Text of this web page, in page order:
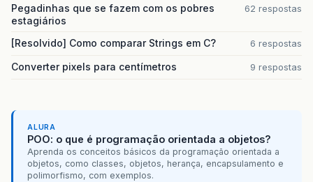
Pegadinhas que se fazem com os pobres
estagiários
62 respostas
[Resolvido] Como comparar Strings em C? 6 respostas
Converter pixels para centímetros 9 respostas
ALURA
POO: o que é programação orientada a objetos?
Aprenda os conceitos básicos da programação orientada a
objetos, como classes, objetos, herança, encapsulamento e
polimorfismo, com exemplos.